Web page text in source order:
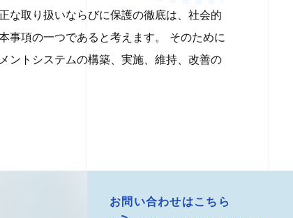
な取り扱いならびに保護の徹底は、社会的
事項の一つであると考えます。 そのために
ントシステムの構築、実施、維持、改善の
お問い合わせはこちら